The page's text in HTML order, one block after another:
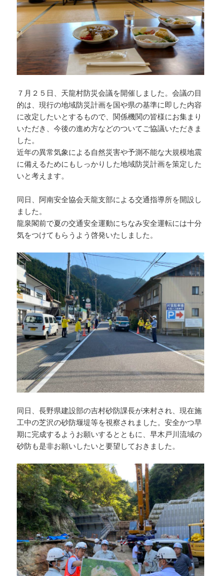
７月２５日、天龍村防災会議を開催しました。会議の目
的は、現行の地域防災計画を国や県の基準に即した内容
に改定したいとするもので、関係機関の皆様にお集まり
いただき、今後の進め方などのついてご協議いただきま
した。
近年の異常気象による自然災害や予測不能な大規模地震
に備えるためにもしっかりした地域防災計画を策定した
いと考えます。
同日、阿南安全協会天龍支部による交通指導所を開設し
ました。
龍泉閣前で夏の交通安全運動にちなみ安全運転には十分
気をつけてもらうよう啓発いたしました。
同日、長野県建設部の吉村砂防課長が来村され、現在施
工中の芝沢の砂防堰堤等を視察されました。安全かつ早
期に完成するようお願いするとともに、早木戸川流域の
砂防も是非お願いしたいと要望しておきました。